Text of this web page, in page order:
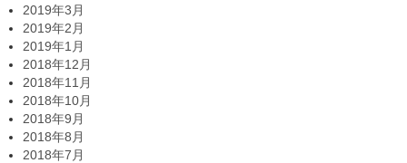
2019年3月
2019年2月
2019年1月
2018年12月
2018年11月
2018年10月
2018年9月
2018年8月
2018年7月